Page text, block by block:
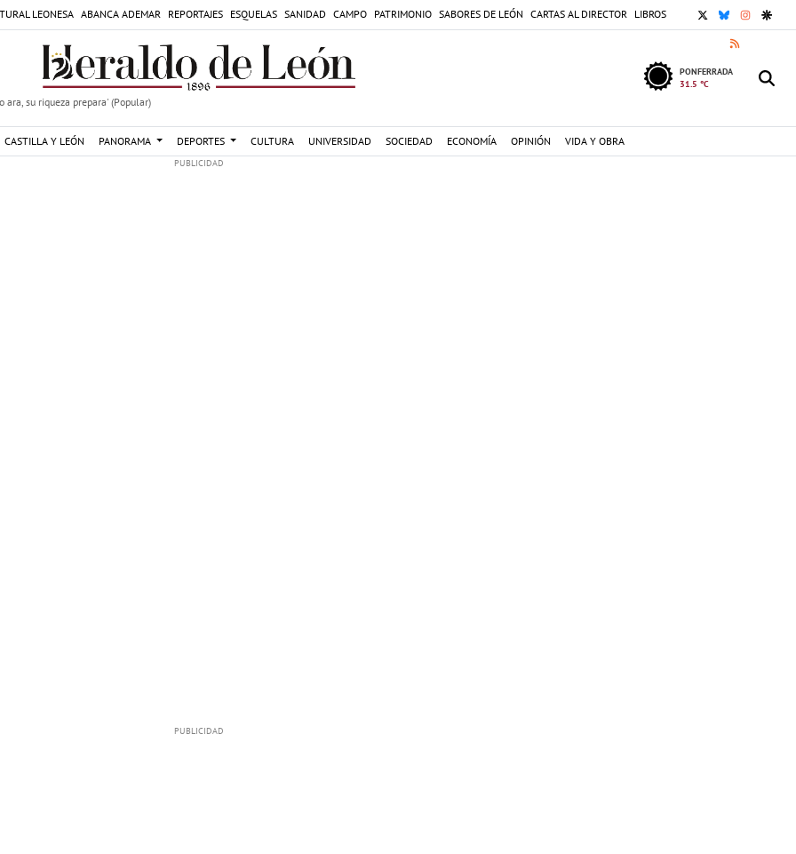
LEONESA ABANCA ADEMAR REPORTAJES ESQUELAS SANIDAD CAMPO PATRIMONIO SABORES DE LEÓN CARTAS AL DIRECTOR LIBROS X BLUESKY
RSS
ara, su riqueza prepara' (Popular)
PONFERRADA
31.5 °C
CASTILLA Y LEÓN PANORAMA DEPORTES CULTURA UNIVERSIDAD SOCIEDAD ECONOMÍA OPINIÓN VIDA Y OBRA